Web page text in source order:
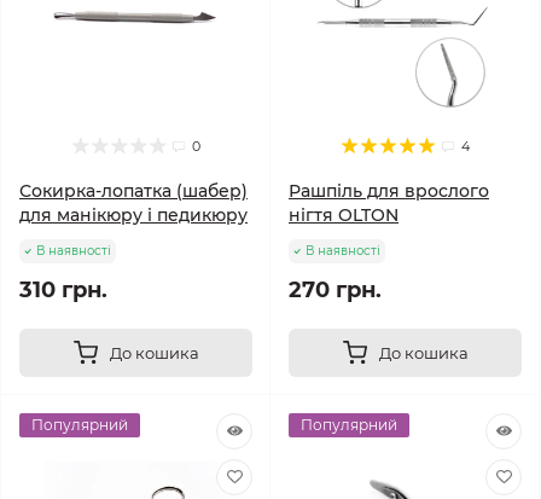
0
Сокирка-лопатка (шабер)
для манікюру і педикюру
В наявності
310 грн.
До кошика
4
Рашпіль для врослого
нігтя OLTON
В наявності
270 грн.
До кошика
Популярний Популярний